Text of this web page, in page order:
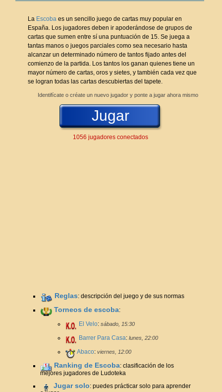
La Escoba es un sencillo juego de cartas muy popular en
España. Los jugadores deben ir apoderándose de grupos de
cartas que sumen entre sí una puntuación de 15. Se juega a
tantas manos o juegos parciales como sea necesario hasta
alcanzar un determinado número de tantos fijado antes del
comienzo de la partida. Los tantos los ganan quienes tiene un
mayor número de cartas, oros y sietes, y también cada vez que
se logran todas las cartas descubiertas del tapete.
Identifícate o créate un nuevo jugador y ponte a jugar ahora mismo
Jugar
1056 jugadores conectados
Reglas: descripción del juego y de sus normas
Torneos de escoba:
El Velo: sábado, 15:30
Barrer Para Casa: lunes, 22:00
Abaco: viernes, 12:00
Ranking de Escoba: clasificación de los
mejores jugadores de Ludoteka
Jugar solo: puedes prácticar solo para aprender